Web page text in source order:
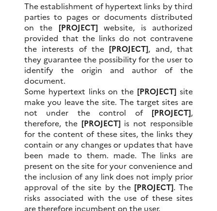
The establishment of hypertext links by third
parties to pages or documents distributed
on the [PROJECT]website, is authorized
provided that the links do not contravene
the interests of the [PROJECT], and, that
they guarantee the possibilityfor the user to
identify the origin and author of the
document.
Some hypertext links on the [PROJECT] site
make you leave the site. The target sites are
not under the control of [PROJECT],
therefore, the [PROJECT]is not responsible
for the content of these sites, the links they
contain or any changes or updates that have
been made to them. made. The links are
present on the site for your convenience and
the inclusion of any link does not imply prior
approval of the site by the [PROJECT].The
risks associated with the use of these sites
are therefore incumbent on the user.